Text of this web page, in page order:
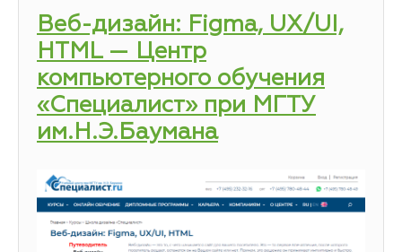
Веб-дизайн: Figma, UX/UI,
HTML — Центр
компьютерного обучения
«Специалист» при МГТУ
им.Н.Э.Баумана